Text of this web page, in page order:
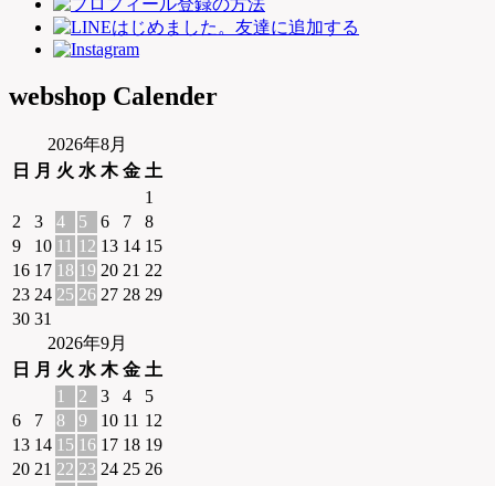
webshop Calender
2026年8月
日
月 火 水 木 金 土
1
2
3 4 5 6 7
8
9
10 11 12 13 14 15
16 17 18 19 20 21 22
23 24 25 26 27 28 29
30 31
2026年9月
日
月 火 水 木 金 土
1
2 3 4
5
6
7 8 9 10 11 12
13 14 15 16 17 18 19
20 21 22 23 24 25 26